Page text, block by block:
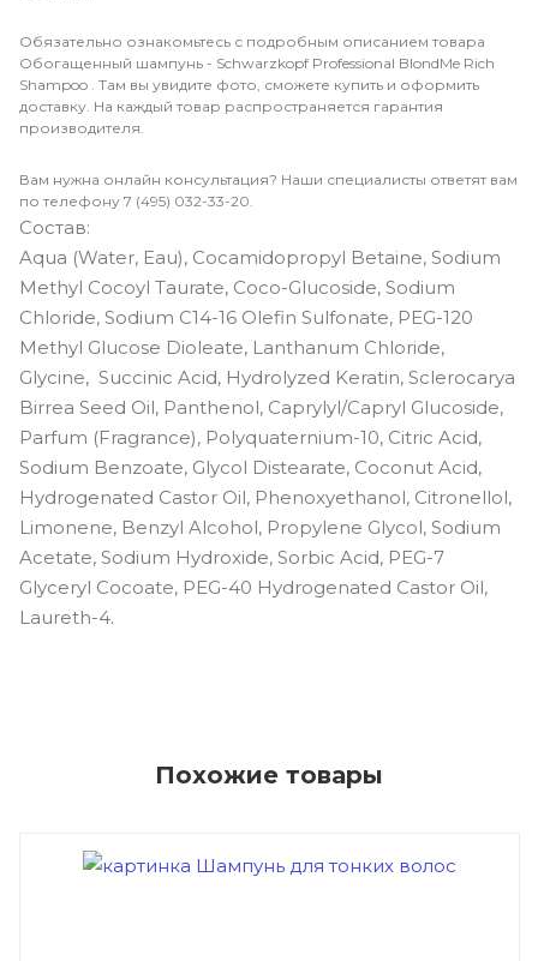
Обязательно ознакомьтесь с подробным описанием товара
Обогащенный шампунь - Schwarzkopf Professional BlondMe Rich
Shampoo . Там вы увидите фото, сможете купить и оформить
доставку. На каждый товар распространяется гарантия
производителя.
Вам нужна онлайн консультация? Наши специалисты ответят вам
по телефону 7 (495) 032-33-20.
Состав:
Aqua (Water, Eau), Cocamidopropyl Betaine, Sodium
Methyl Cocoyl Taurate, Coco-Glucoside, Sodium
Chloride, Sodium C14-16 Olefin Sulfonate, PEG-120
Methyl Glucose Dioleate, Lanthanum Chloride,
Glycine, Succinic Acid, Hydrolyzed Keratin, Sclerocarya
Birrea Seed Oil, Panthenol, Caprylyl/Capryl Glucoside,
Parfum (Fragrance), Polyquaternium-10, Citric Acid,
Sodium Benzoate, Glycol Distearate, Coconut Acid,
Hydrogenated Castor Oil, Phenoxyethanol, Citronellol,
Limonene, Benzyl Alcohol, Propylene Glycol, Sodium
Acetate, Sodium Hydroxide, Sorbic Acid, PEG-7
Glyceryl Cocoate, PEG-40 Hydrogenated Castor Oil,
Laureth-4.
Похожие товары